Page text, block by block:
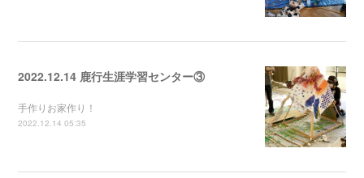
2022.12.14 鹿行生涯学習センター③
手作りお家作り！
2022.12.14 05:35